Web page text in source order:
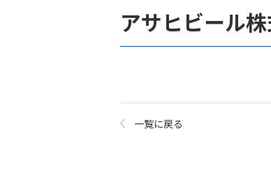
アサヒビール
一覧に戻る